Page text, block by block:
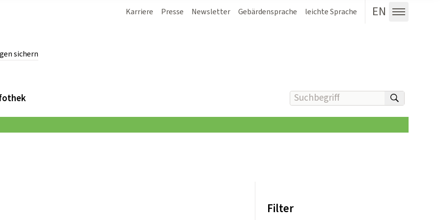
sichern
Karriere Presse Newsletter Gebärdensprache leichte Sprache EN
Menü
Suchbegriff(e) eingeben
Filter